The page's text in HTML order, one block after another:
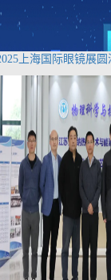
上海国际眼镜展